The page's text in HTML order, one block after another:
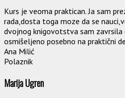
Kurs je veoma praktican. Ja sam
rada,dosta toga moze da se
dvojnog knigovotstva sam zavrsila
osmišeljeno posebno na praktični
Ana Milić
Polaznik
Marija Ugren